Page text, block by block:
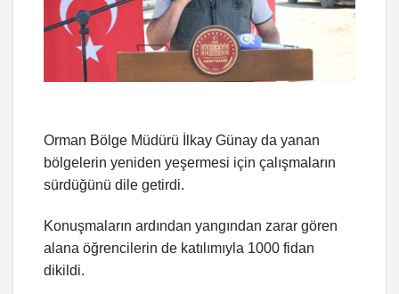
Orman Bölge Müdürü İlkay Günay da yanan
bölgelerin yeniden yeşermesi için çalışmaların
sürdüğünü dile getirdi.
Konuşmaların ardından yangından zarar gören
alana öğrencilerin de katılımıyla 1000 fidan
dikildi.